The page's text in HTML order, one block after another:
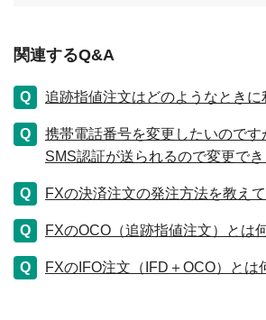
関連するQ&A
追跡指値注文はどのようなときに
携帯電話番号を変更したいので
SMS認証が送られるので変更でき
FXの決済注文の発注方法を教えて
FXのOCO（追跡指値注文）とは
FXのIFO注文（IFD＋OCO）とは